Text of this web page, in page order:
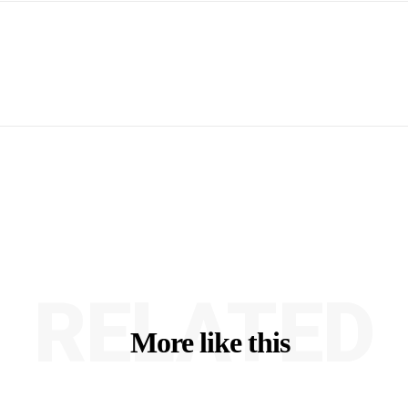
More like this
RELATED